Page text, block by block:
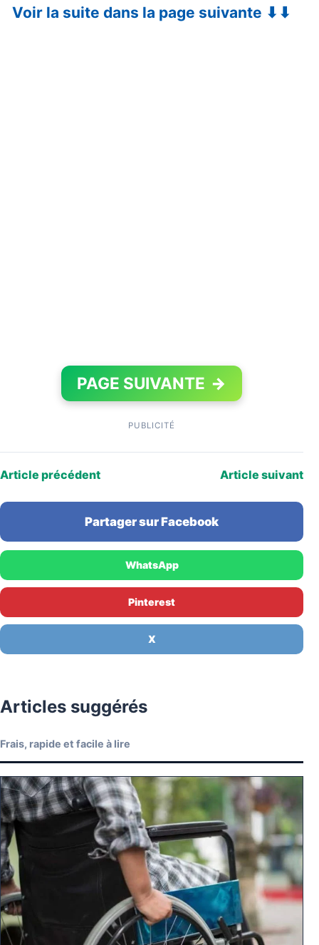
Voir la suite dans la page suivante ⬇⬇
PAGE SUIVANTE →
PUBLICITÉ
Article précédent Article suivant
Partager sur Facebook
WhatsApp
Pinterest
X
Articles suggérés
Frais, rapide et facile à lire